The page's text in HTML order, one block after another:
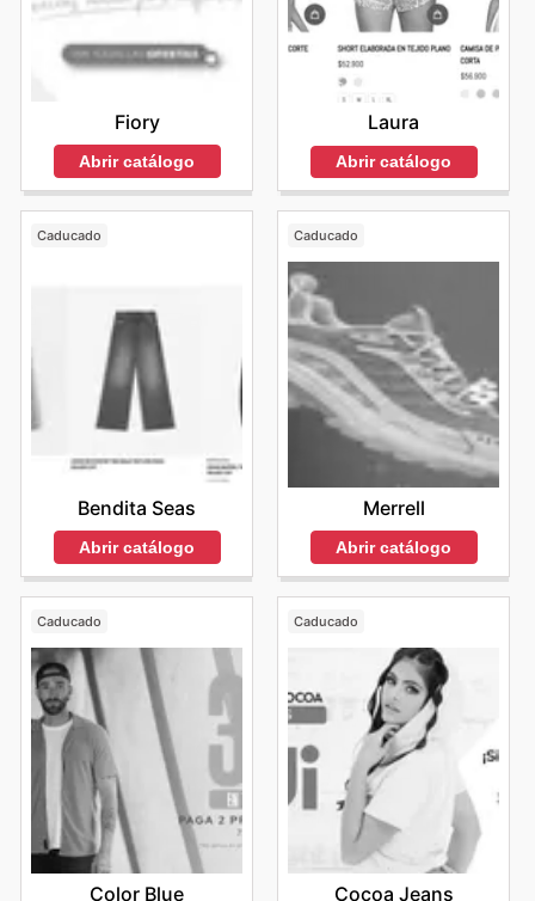
Fiory
Abrir catálogo
Laura
Abrir catálogo
Caducado
Bendita Seas
Abrir catálogo
Caducado
Merrell
Abrir catálogo
Caducado
Color Blue
Caducado
Cocoa Jeans